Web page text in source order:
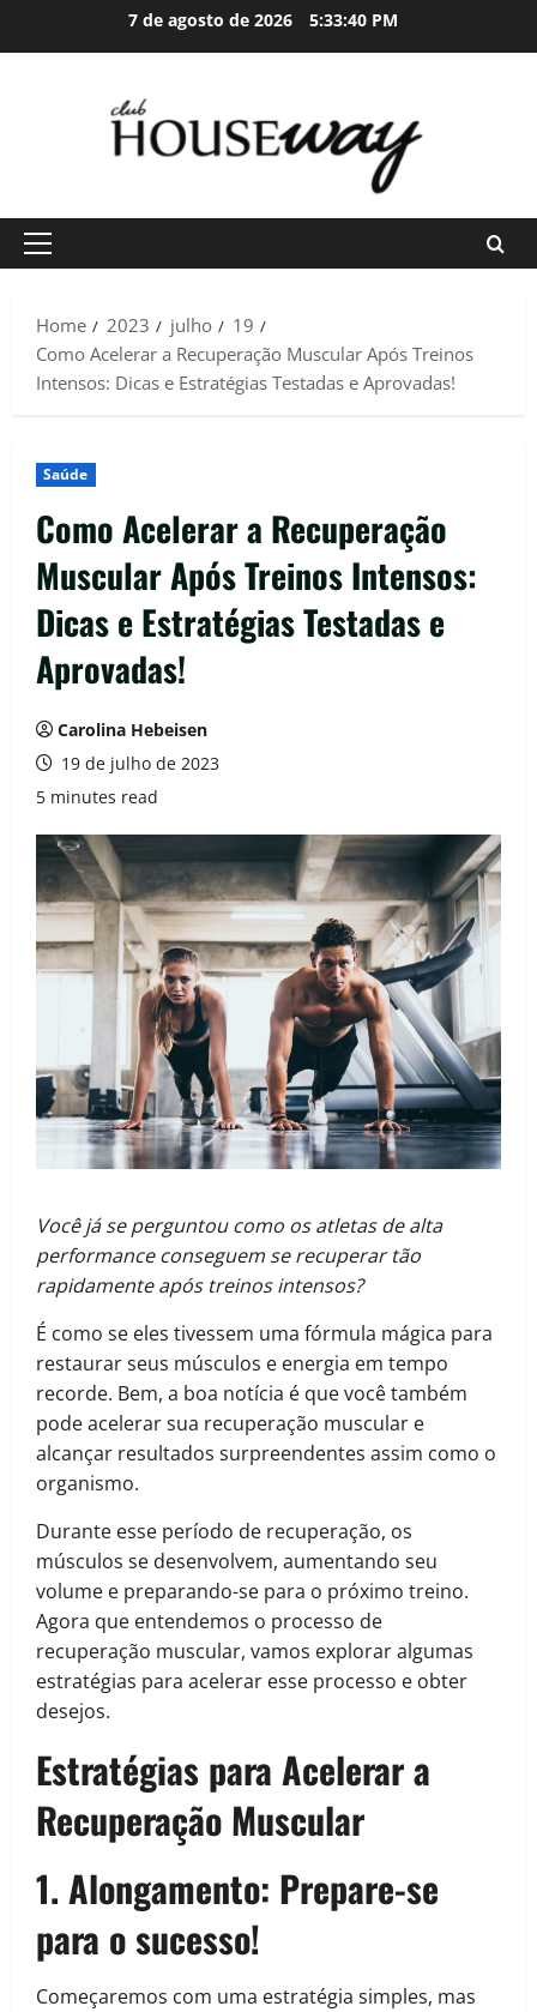
7 de agosto de 2026 5:33:42 PM
Primary
Home
2023 julho
19
Como Acelerar a Recuperação Muscular Após Treinos
Intensos: Dicas e Estratégias Testadas e Aprovadas!
Saúde
Como Acelerar a Recuperação
Muscular Após Treinos Intensos:
Dicas e Estratégias Testadas e
Aprovadas!
Carolina Hebeisen
19 de julho de 2023
5 minutes read
Você já se perguntou como os atletas de alta
performance conseguem se recuperar tão
rapidamente após treinos intensos?
É como se eles tivessem uma fórmula mágica para
restaurar seus músculos e energia em tempo
recorde. Bem, a boa notícia é que você também
pode acelerar sua recuperação muscular e
alcançar resultados surpreendentes assim como o
organismo.
Durante esse período de recuperação, os
músculos se desenvolvem, aumentando seu
volume e preparando-se para o próximo treino.
Agora que entendemos o processo de
recuperação muscular, vamos explorar algumas
estratégias para acelerar esse processo e obter
desejos.
Estratégias para Acelerar a
Recuperação Muscular
1. Alongamento: Prepare-se
para o sucesso!
Começaremos com uma estratégia simples, mas